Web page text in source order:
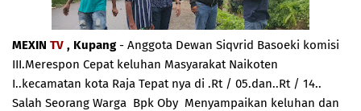
MEXIN TV , Kupang- Anggota Dewan Siqvrid Basoeki komisi
III.Merespon Cepat keluhan Masyarakat Naikoten
I..kecamatan kota Raja Tepat nya di .Rt / 05.dan..Rt / 14..
Salah Seorang Warga Bpk Oby Menyampaikan keluhan dan